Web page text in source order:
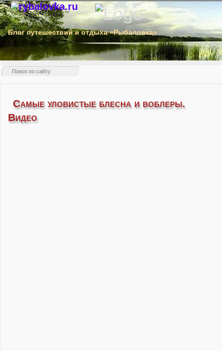
Блог путешествий и отдыха «Рыбаловка»
Самые уловистые блесна и воблеры.
Видео